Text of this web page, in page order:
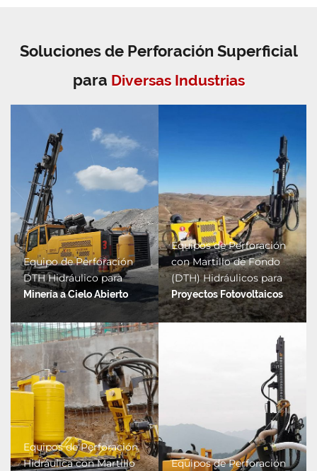
Soluciones de Perforación Superficial
para Diversas Industrias
Equipo de Perforación
DTH Hidráulico para
Minería a Cielo Abierto
Equipos de Perforación
con Martillo de Fondo
(DTH) Hidráulicos para
Proyectos Fotovoltaicos
Equipos de Perforación
Hidráulica con Martillo
Equipos de Perforación